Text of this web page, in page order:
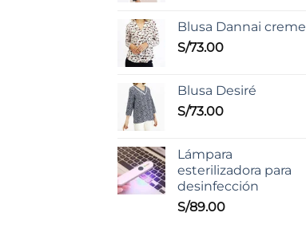
Blusa Dannai creme
S/73.00
Blusa Desiré
S/73.00
Lámpara
esterilizadora para
desinfección
S/89.00